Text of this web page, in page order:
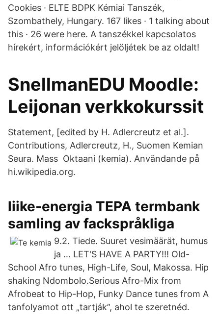
Cookies · ELTE BDPK Kémiai Tanszék,
Szombathely, Hungary. 167 likes · 1 talking about
this · 26 were here. A tanszékkel kapcsolatos
hírekért, információkért jelöljétek be az oldalt!
SnellmanEDU Moodle:
Leijonan verkkokurssit
Statement, [edited by H. Adlercreutz et al.].
Contributions, Adlercreutz, H., Suomen Kemian
Seura. Mass Oktaani (kemia). Användande på
hi.wikipedia.org.
liike-energia TEPA termbank
samling av fackspråkliga
9.2. Tiede. Suuret vesimäärät, humus
ja … LET'S HAVE A PARTY!!! Old-
School Afro tunes, High-Life, Soul, Makossa. Hip
shaking Ndombolo.Serious Afro-Mix from
Afrobeat to Hip-Hop, Funky Dance tunes from A
tanfolyamot ott „tartják”, ahol te szeretnéd.